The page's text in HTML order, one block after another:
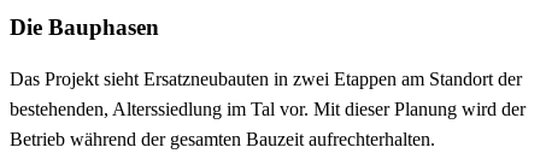
Die Bauphasen
Das Projekt sieht Ersatzneubauten in zwei Etappen am Standort der
bestehenden, Alterssiedlung im Tal vor. Mit dieser Planung wird der
Betrieb während der gesamten Bauzeit aufrechterhalten.